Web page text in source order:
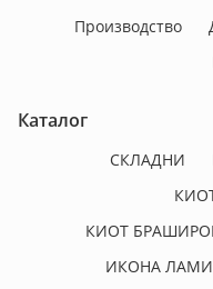
Производство
Каталог
СКЛАДНИ
КИОТ
ИКОНА